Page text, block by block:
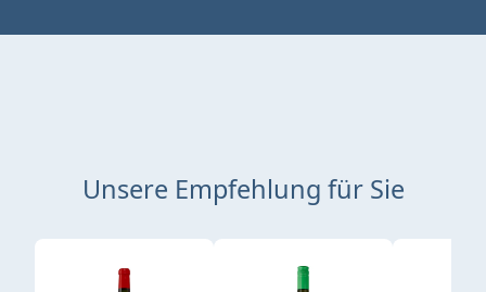
Unsere Empfehlung für Sie
Produktgalerie überspringen